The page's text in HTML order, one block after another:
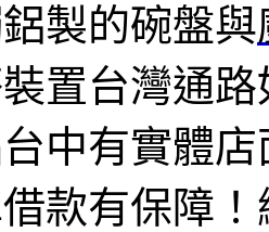
製的碗盤與
置台灣通
中有實體
款有保障